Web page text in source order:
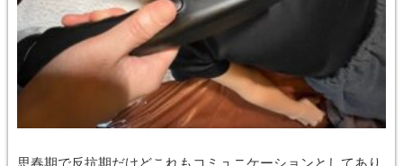
思春期で反抗期だけどこれもコミュニケーションとしてあり